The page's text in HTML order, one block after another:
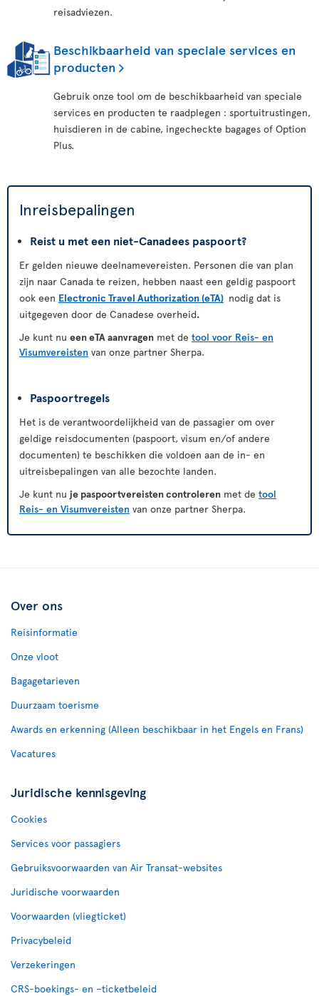
reisadviezen.
Beschikbaarheid van speciale services en
producten
Gebruik onze tool om de beschikbaarheid van speciale
services en producten te raadplegen : sportuitrustingen,
huisdieren in de cabine, ingecheckte bagages of Option
Plus.
Inreisbepalingen
Reist u met een niet-Canadees paspoort?
Er gelden nieuwe deelnamevereisten. Personen die van plan
zijn naar Canada te reizen, hebben naast een geldig paspoort
ook een Electronic Travel Authorization (eTA) nodig dat is
uitgegeven door de Canadese overheid.
Je kunt nu een eTA aanvragen met de tool voor Reis- en
Visumvereisten van onze partner Sherpa.
Paspoortregels
Het is de verantwoordelijkheid van de passagier om over
geldige reisdocumenten (paspoort, visum en/of andere
documenten) te beschikken die voldoen aan de in- en
uitreisbepalingen van alle bezochte landen.
Je kunt nu je paspoortvereisten controleren met de tool
Reis- en Visumvereisten van onze partner Sherpa.
Over ons
Reisinformatie
Onze vloot
Bagagetarieven
Duurzaam toerisme
Awards en erkenning (Alleen beschikbaar in het Engels en Frans)
Vacatures
Juridische kennisgeving
Cookies
Services voor passagiers
Gebruiksvoorwaarden van Air Transat-websites
Juridische voorwaarden
Voorwaarden (vliegticket)
Privacybeleid
Verzekeringen
CRS-boekings- en –ticketbeleid